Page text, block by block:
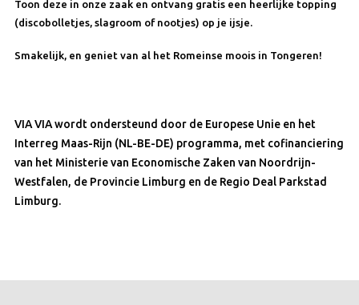
Toon deze in onze zaak en ontvang gratis een heerlijke topping
(discobolletjes, slagroom of nootjes) op je ijsje.
Smakelijk, en geniet van al het Romeinse moois in Tongeren!
VIA VIA wordt ondersteund door de Europese Unie en het
Interreg Maas-Rijn (NL-BE-DE) programma, met cofinanciering
van het Ministerie van Economische Zaken van Noordrijn-
Westfalen, de Provincie Limburg en de Regio Deal Parkstad
Limburg.